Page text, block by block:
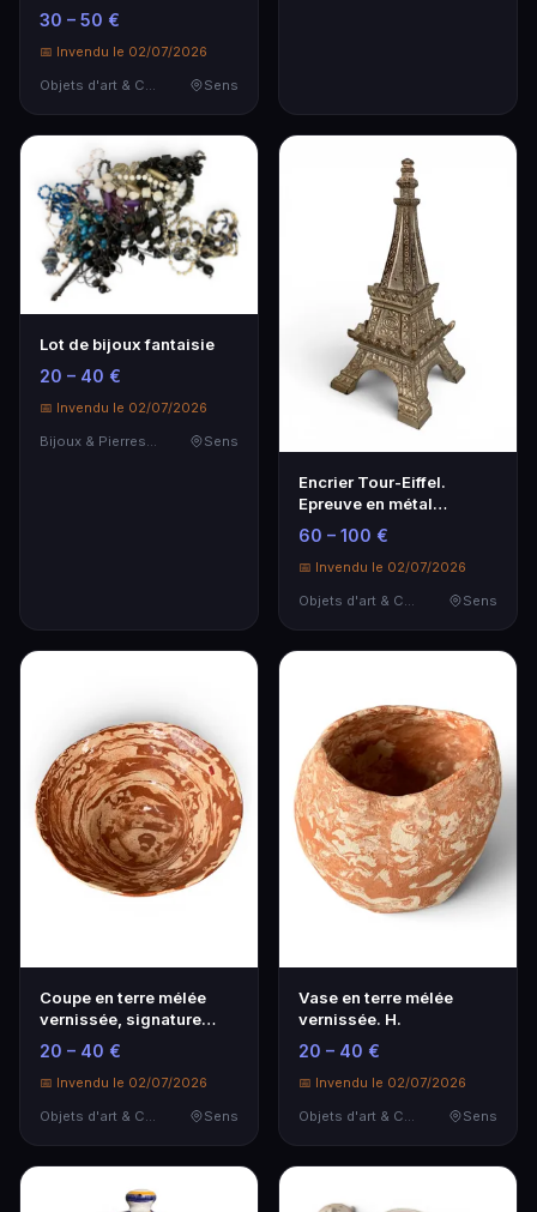
30 – 50 €
📅 Invendu le 02/07/2026
Objets d'art & Curiosités
Sens
Lot de bijoux fantaisie
20 – 40 €
📅 Invendu le 02/07/2026
Sens
Encrier Tour-Eiffel.
Epreuve en métal
marquée 1889.
60 – 100 €
📅 Invendu le 02/07/2026
Objets d'art & Curiosités
Sens
Coupe en terre mélée
vernissée, signature
sous la base.
20 – 40 €
📅 Invendu le 02/07/2026
Objets d'art & Curiosités
Sens
Vase en terre mélée
vernissée. H.
20 – 40 €
📅 Invendu le 02/07/2026
Objets d'art & Curiosités
Sens